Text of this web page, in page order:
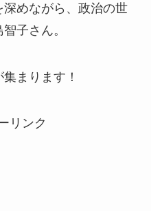
めながら、政治の世
子さん。
まります！
リンク